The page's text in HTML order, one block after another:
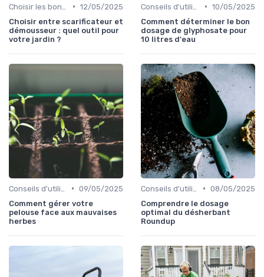
• 12/05/2025
Choisir entre scarificateur et
démousseur : quel outil pour
votre jardin ?
• 10/05/2025
Comment déterminer le bon
dosage de glyphosate pour
10 litres d'eau
• 09/05/2025
Comment gérer votre
pelouse face aux mauvaises
herbes
• 08/05/2025
Comprendre le dosage
optimal du désherbant
Roundup